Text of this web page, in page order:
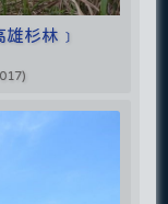
杉林﹞